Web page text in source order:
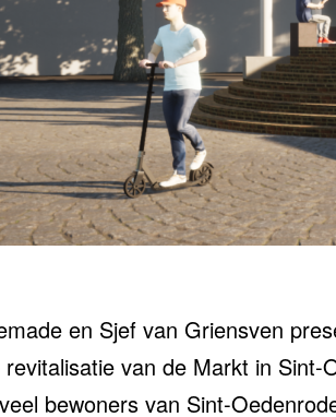
en Sjef van Griensven
van de Markt in
bewoners van Sint-